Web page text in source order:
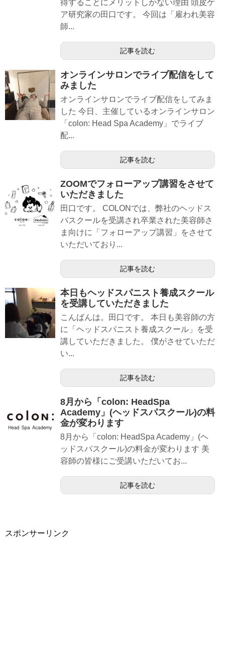
得することにメリットしかない理由 頭皮ケ
ア研究家の田口です。 今回は「雇われ美容
師...
記事を読む
オンラインサロンでライブ配信をして
みました
オンラインサロンでライブ配信をしてみま
した 今日、主催しているオンラインサロン
「colon: Head Spa Academy」でライブ
配...
記事を読む
ZOOMでフォローアップ講習をさせて
いただきました
田口です。 COLONでは、弊社のヘッドス
パスクールを受講され卒業された美容師さ
ま向けに「フォローアップ講習」をさせて
いただいており...
記事を読む
本日もヘッドスパニスト養成スクール
を受講していただきました
こんばんは。田口です。 本日も美容師の方
に「ヘッドスパニスト養成スクール」を受
講していただきました。 僕がさせていただ
い...
記事を読む
8月から「colon: HeadSpa
Academy」(ヘッドスパスクール)の料
金が変わります
8月から「colon: HeadSpa Academy」(ヘ
ッドスパスクール)の料金が変わります 美
容師の皆様にご受講いただいてお...
記事を読む
スポンサーリンク